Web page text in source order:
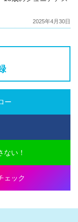
2025年4月30日
ー
い！
ェック